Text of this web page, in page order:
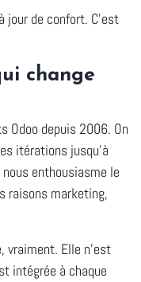
jour de confort. C'est
change
Odoo depuis 2006. On
itérations jusqu'à
enthousiasme le
raisons marketing,
vraiment. Elle n'est
intégrée à chaque